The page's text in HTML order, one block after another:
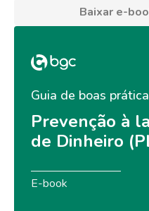
Baixar e-
Guia de boas
Prevenção à
de Dinheiro
E-book